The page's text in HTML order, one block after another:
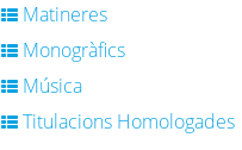
Matineres
Monogràfics
Música
Titulacions Homologades